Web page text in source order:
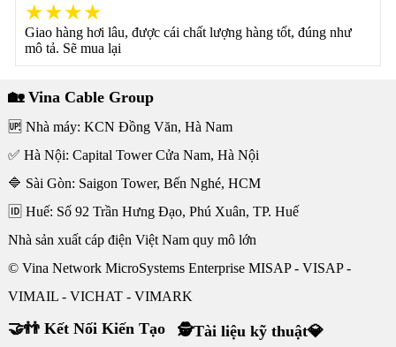
★★★★
Giao hàng hơi lâu, được cái chất lượng hàng tốt, đúng như
mô tả. Sẽ mua lại
🏡 Vina Cable Group
🆙 Nhà máy: KCN Đồng Văn, Hà Nam
✅ Hà Nội: Capital Tower Cửa Nam, Hà Nội
🔷 Sài Gòn: Saigon Tower, Bến Nghé, HCM
🆔 Huế: Số 92 Trần Hưng Đạo, Phú Xuân, TP. Huế
Nhà sản xuất cáp điện Việt Nam quy mô lớn
© Vina Network MicroSystems Enterprise MISAP - VISAP -
VIMAIL - VICHAT - VIMARK
🤝👬 Kết Nối Kiến Tạo 🕵Tài liệu kỹ thuật💎